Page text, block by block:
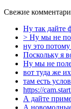
Свежие
Ну так дайте
> Ну мы не
ну это потому
Поскольку я
Ну мы не
вот туда же
там есть
https://
А дайте
А